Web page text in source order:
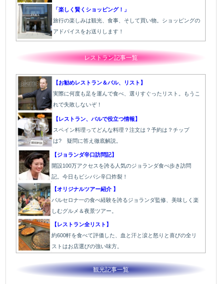
「楽しく賢くショッピング！」
旅行の楽しみは観光、食事、そして買い物。ショッピングの
アドバイスをお送りします！
レストラン記事一覧
【お勧めレストラン＆バル、リスト】
実際に何度も足を運んで食べ、選りすぐったリスト。もうこ
れで失敗しないぞ！
【レストラン、バルで役立つ情報】
スペイン料理ってどんな料理？注文は？予約は？チップ
は? 疑問に答え徹底解説。
【ジョランダ辛口訪問記】
開設100万アクセスを誇る人気のジョランダ食べ歩き訪問
記。今日もビシバシ辛口炸裂！
【オリジナルツアー紹介 】
バルセロナ一の食べ経験を誇るジョランダ監修、美味しく楽
しむグルメ＆夜景ツアー。
【レストラン全リスト】
約600軒を食べて評価した、血と汗と涙と怒りと喜びの全リ
ストはお店選びの強い味方。
観光記事一覧